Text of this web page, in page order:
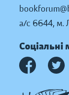
а/с 6644, м.
Соціальні